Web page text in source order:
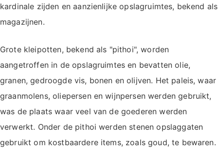
kardinale zijden en aanzienlijke opslagruimtes, bekend als
magazijnen.
Grote kleipotten, bekend als "pithoi", worden
aangetroffen in de opslagruimtes en bevatten olie,
granen, gedroogde vis, bonen en olijven. Het paleis, waar
graanmolens, oliepersen en wijnpersen werden gebruikt,
was de plaats waar veel van de goederen werden
verwerkt. Onder de pithoi werden stenen opslaggaten
gebruikt om kostbaardere items, zoals goud, te bewaren.